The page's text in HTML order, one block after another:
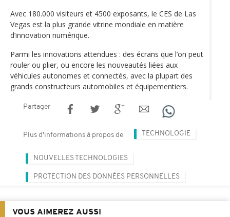
Avec 180.000 visiteurs et 4500 exposants, le CES de Las
Vegas est la plus grande vitrine mondiale en matière
d’innovation numérique.
Parmi les innovations attendues : des écrans que l’on peut
rouler ou plier, ou encore les nouveautés liées aux
véhicules autonomes et connectés, avec la plupart des
grands constructeurs automobiles et équipementiers.
Partager
Plus d'informations à propos de TECHNOLOGIE
NOUVELLES TECHNOLOGIES
PROTECTION DES DONNÉES PERSONNELLES
VOUS AIMEREZ AUSSI